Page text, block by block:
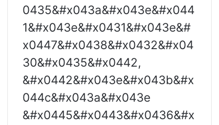
0435&#x043a&#x043e&#x044
1&#x043e&#x0431&#x043e&#
x0447&#x0438&#x0432&#x04
30&#x0435&#x0442,
&#x0442&#x043e&#x043b&#x
044c&#x043a&#x043e
&#x0445&#x0443&#x0436&#x